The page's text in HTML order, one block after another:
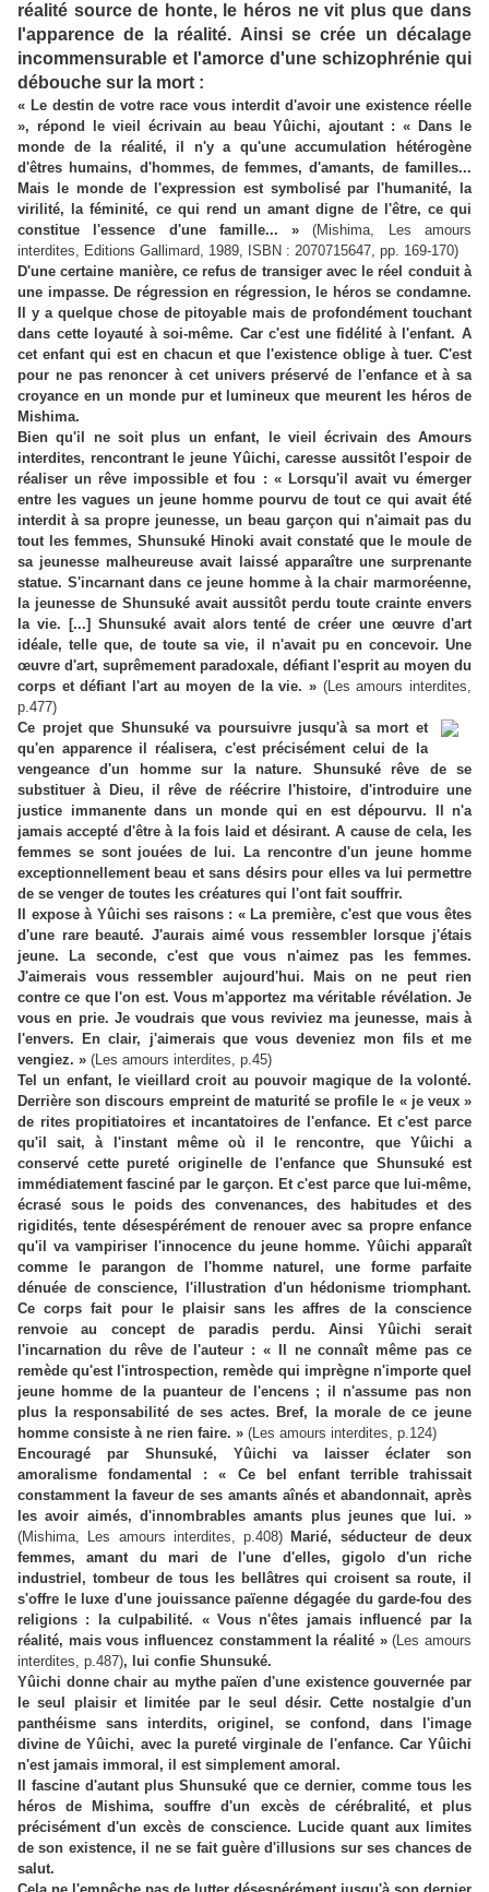
réalité source de honte, le héros ne vit plus que dans
l'apparence de la réalité. Ainsi se crée un décalage
incommensurable et l'amorce d'une schizophrénie qui
débouche sur la mort :
« Le destin de votre race vous interdit d'avoir une existence réelle
», répond le vieil écrivain au beau Yûichi, ajoutant : « Dans le
monde de la réalité, il n'y a qu'une accumulation hétérogène
d'êtres humains, d'hommes, de femmes, d'amants, de familles...
Mais le monde de l'expression est symbolisé par l'humanité, la
virilité, la féminité, ce qui rend un amant digne de l'être, ce qui
constitue l'essence d'une famille... » (Mishima, Les amours
interdites, Editions Gallimard, 1989, ISBN : 2070715647, pp. 169-170)
D'une certaine manière, ce refus de transiger avec le réel conduit à
une impasse. De régression en régression, le héros se condamne.
Il y a quelque chose de pitoyable mais de profondément touchant
dans cette loyauté à soi-même. Car c'est une fidélité à l'enfant. A
cet enfant qui est en chacun et que l'existence oblige à tuer. C'est
pour ne pas renoncer à cet univers préservé de l'enfance et à sa
croyance en un monde pur et lumineux que meurent les héros de
Mishima.
Bien qu'il ne soit plus un enfant, le vieil écrivain des Amours
interdites, rencontrant le jeune Yûichi, caresse aussitôt l'espoir de
réaliser un rêve impossible et fou : « Lorsqu'il avait vu émerger
entre les vagues un jeune homme pourvu de tout ce qui avait été
interdit à sa propre jeunesse, un beau garçon qui n'aimait pas du
tout les femmes, Shunsuké Hinoki avait constaté que le moule de
sa jeunesse malheureuse avait laissé apparaître une surprenante
statue. S'incarnant dans ce jeune homme à la chair marmoréenne,
la jeunesse de Shunsuké avait aussitôt perdu toute crainte envers
la vie. [...] Shunsuké avait alors tenté de créer une œuvre d'art
idéale, telle que, de toute sa vie, il n'avait pu en concevoir. Une
œuvre d'art, suprêmement paradoxale, défiant l'esprit au moyen du
corps et défiant l'art au moyen de la vie. » (Les amours interdites,
p.477)
Ce projet que Shunsuké va poursuivre jusqu'à sa mort et
qu'en apparence il réalisera, c'est précisément celui de la
vengeance d'un homme sur la nature. Shunsuké rêve de se
substituer à Dieu, il rêve de réécrire l'histoire, d'introduire une
justice immanente dans un monde qui en est dépourvu. Il n'a
jamais accepté d'être à la fois laid et désirant. A cause de cela, les
femmes se sont jouées de lui. La rencontre d'un jeune homme
exceptionnellement beau et sans désirs pour elles va lui permettre
de se venger de toutes les créatures qui l'ont fait souffrir.
Il expose à Yûichi ses raisons : « La première, c'est que vous êtes
d'une rare beauté. J'aurais aimé vous ressembler lorsque j'étais
jeune. La seconde, c'est que vous n'aimez pas les femmes.
J'aimerais vous ressembler aujourd'hui. Mais on ne peut rien
contre ce que l'on est. Vous m'apportez ma véritable révélation. Je
vous en prie. Je voudrais que vous reviviez ma jeunesse, mais à
l'envers. En clair, j'aimerais que vous deveniez mon fils et me
vengiez. » (Les amours interdites, p.45)
Tel un enfant, le vieillard croit au pouvoir magique de la volonté.
Derrière son discours empreint de maturité se profile le « je veux »
de rites propitiatoires et incantatoires de l'enfance. Et c'est parce
qu'il sait, à l'instant même où il le rencontre, que Yûichi a
conservé cette pureté originelle de l'enfance que Shunsuké est
immédiatement fasciné par le garçon. Et c'est parce que lui-même,
écrasé sous le poids des convenances, des habitudes et des
rigidités, tente désespérément de renouer avec sa propre enfance
qu'il va vampiriser l'innocence du jeune homme. Yûichi apparaît
comme le parangon de l'homme naturel, une forme parfaite
dénuée de conscience, l'illustration d'un hédonisme triomphant.
Ce corps fait pour le plaisir sans les affres de la conscience
renvoie au concept de paradis perdu. Ainsi Yûichi serait
l'incarnation du rêve de l'auteur : « Il ne connaît même pas ce
remède qu'est l'introspection, remède qui imprègne n'importe quel
jeune homme de la puanteur de l'encens ; il n'assume pas non
plus la responsabilité de ses actes. Bref, la morale de ce jeune
homme consiste à ne rien faire. » (Les amours interdites, p.124)
Encouragé par Shunsuké, Yûichi va laisser éclater son
amoralisme fondamental : « Ce bel enfant terrible trahissait
constamment la faveur de ses amants aînés et abandonnait, après
les avoir aimés, d'innombrables amants plus jeunes que lui. »
(Mishima, Les amours interdites, p.408) Marié, séducteur de deux
femmes, amant du mari de l'une d'elles, gigolo d'un riche
industriel, tombeur de tous les bellâtres qui croisent sa route, il
s'offre le luxe d'une jouissance païenne dégagée du garde-fou des
religions : la culpabilité. « Vous n'êtes jamais influencé par la
réalité, mais vous influencez constamment la réalité »(Les amours
interdites, p.487), lui confie Shunsuké.
Yûichi donne chair au mythe païen d'une existence gouvernée par
le seul plaisir et limitée par le seul désir. Cette nostalgie d'un
panthéisme sans interdits, originel, se confond, dans l'image
divine de Yûichi, avec la pureté virginale de l'enfance. Car Yûichi
n'est jamais immoral, il est simplement amoral.
Il fascine d'autant plus Shunsuké que ce dernier, comme tous les
héros de Mishima, souffre d'un excès de cérébralité, et plus
précisément d'un excès de conscience. Lucide quant aux limites
de son existence, il ne se fait guère d'illusions sur ses chances de
salut.